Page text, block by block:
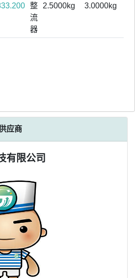
整
流
器
2.5000kg 3.0000kg
应商
有限公司